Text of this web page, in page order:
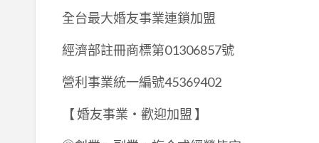
全台最大婚友事業連鎖加盟
經濟部註冊商標第01306857號
營利事業統一編號45369402
【 婚友事業‧歡迎加盟 】